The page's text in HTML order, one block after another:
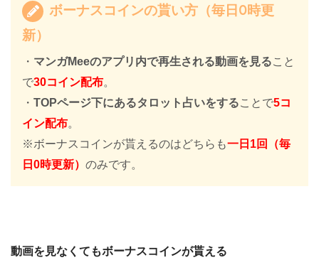
ボーナスコインの貰い方（毎日0時更
新）
・ マンガMeeのアプリ内で再生される動画を見ること
で30コイン配布。
・ TOPページ下にあるタロット占いをすることで5コ
イン配布。
※ボーナスコインが貰えるのはどちらも一日1回（毎
日0時更新） のみです。
動画を見なくてもボーナスコインが貰える